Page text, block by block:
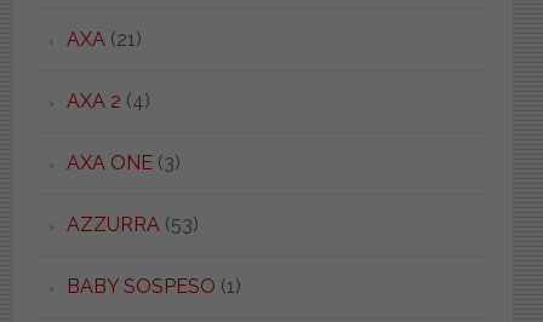
AXA (21)
AXA 2 (4)
AXA ONE(3)
AZZURRA (53)
BABY SOSPESO (1)